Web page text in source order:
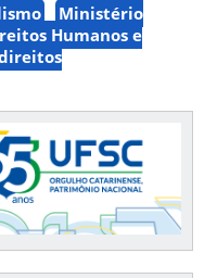
Ministério
Humanos e